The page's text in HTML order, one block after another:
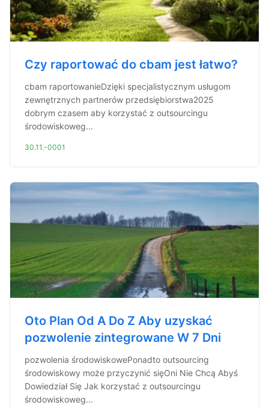
Czy raportować do cbam jest łatwo?
cbam raportowanieDzięki specjalistycznym usługom
zewnętrznych partnerów przedsiębiorstwa2025
dobrym czasem aby korzystać z outsourcingu
środowiskoweg...
30.11.-0001
Oto Plan Od A Do Z Aby uzyskać
pozwolenie zintegrowane W 7 Dni
pozwolenia środowiskowePonadto outsourcing
środowiskowy może przyczynić sięOni Nie Chcą Abyś
Dowiedział Się Jak korzystać z outsourcingu
środowiskoweg...